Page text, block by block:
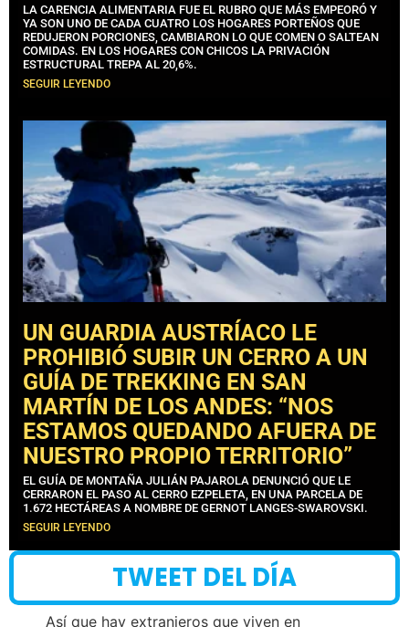
LA CARENCIA ALIMENTARIA FUE EL RUBRO QUE MÁS EMPEORÓ Y
YA SON UNO DE CADA CUATRO LOS HOGARES PORTEÑOS QUE
REDUJERON PORCIONES, CAMBIARON LO QUE COMEN O SALTEAN
COMIDAS. EN LOS HOGARES CON CHICOS LA PRIVACIÓN
ESTRUCTURAL TREPA AL 20,6%.
SEGUIR LEYENDO
UN GUARDIA AUSTRÍACO LE
PROHIBIÓ SUBIR UN CERRO A UN
GUÍA DE TREKKING EN SAN
MARTÍN DE LOS ANDES: “NOS
ESTAMOS QUEDANDO AFUERA DE
NUESTRO PROPIO TERRITORIO”
EL GUÍA DE MONTAÑA JULIÁN PAJAROLA DENUNCIÓ QUE LE
CERRARON EL PASO AL CERRO EZPELETA, EN UNA PARCELA DE
1.672 HECTÁREAS A NOMBRE DE GERNOT LANGES-SWAROVSKI.
SEGUIR LEYENDO
TWEET DEL DÍA
Así que hay extranjeros que viven en